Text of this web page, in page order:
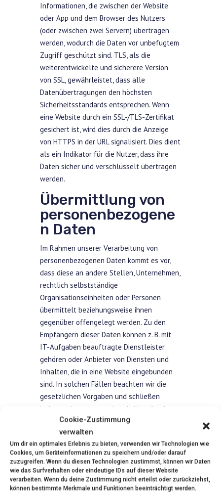
Cookie-Zustimmung
verwalten
Um dir ein optimales Erlebnis zu bieten, verwenden wir Technologien wie
Cookies, um Geräteinformationen zu speichern und/oder darauf
zuzugreifen. Wenn du diesen Technologien zustimmst, können wir Daten
wie das Surfverhalten oder eindeutige IDs auf dieser Website
verarbeiten. Wenn du deine Zustimmung nicht erteilst oder zurückziehst,
können bestimmte Merkmale und Funktionen beeinträchtigt werden.
Informationen, die zwischen der Website
oder App und dem Browser des Nutzers
(oder zwischen zwei Servern) übertragen
werden, wodurch die Daten vor unbefugtem
Zugriff geschützt sind. TLS, als die
weiterentwickelte und sicherere Version
von SSL, gewährleistet, dass alle
Datenübertragungen den höchsten
Sicherheitsstandards entsprechen. Wenn
eine Website durch ein SSL-/TLS-Zertifikat
gesichert ist, wird dies durch die Anzeige
von HTTPS in der URL signalisiert. Dies dient
als ein Indikator für die Nutzer, dass ihre
Daten sicher und verschlüsselt übertragen
werden.
Übermittlung von
personenbezogene
n Daten
Im Rahmen unserer Verarbeitung von
personenbezogenen Daten kommt es vor,
dass diese an andere Stellen, Unternehmen,
rechtlich selbstständige
Organisationseinheiten oder Personen
übermittelt beziehungsweise ihnen
gegenüber offengelegt werden. Zu den
Empfängern dieser Daten können z. B. mit
IT-Aufgaben beauftragte Dienstleister
gehören oder Anbieter von Diensten und
Inhalten, die in eine Website eingebunden
sind. In solchen Fällen beachten wir die
gesetzlichen Vorgaben und schließen
insbesondere entsprechende Verträge bzw.
Vereinbarungen, die dem Schutz Ihrer Daten
dienen, mit den Empfängern Ihrer Daten ab.
Datenübermittlung innerhalb der
Organisation: Wir können
personenbezogene Daten an andere
Abteilungen oder Einheiten innerhalb